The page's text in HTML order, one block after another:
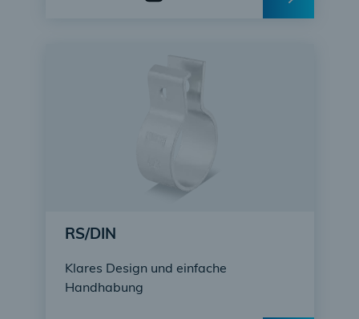
RS/DIN
Klares Design und einfache
Handhabung